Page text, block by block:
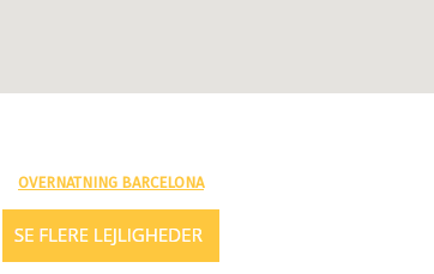
OVERNATNING BARCELONA